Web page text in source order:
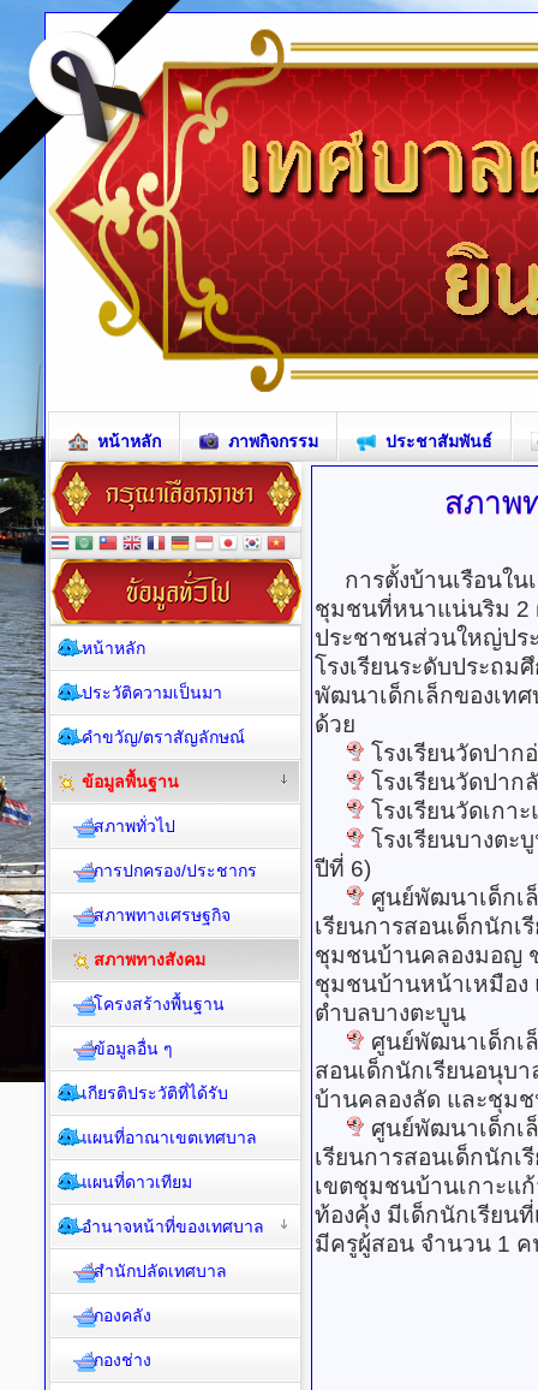
หน้าหลัก ภาพกิจกรรม ประชาสัมพันธ์
สภาพ
การตั้งบ้านเรือนใน
ชุมชนที่หนาแน่นริม 2
ประชาชนส่วนใหญ่ปร
โรงเรียนระดับประถ
พัฒนาเด็กเล็กของเท
ด้วย
โรงเรียนวัดปา
โรงเรียนวัดปา
โรงเรียนวัดเกา
โรงเรียนบางต
ปีที่ 6)
ศูนย์พัฒนาเด็กเ
เรียนการสอนเด็กนักเ
ชุมชนบ้านคลองมอญ
ชุมชนบ้านหน้าเหมือง
ตำบลบางตะบูน
ศูนย์พัฒนาเด็กเ
สอนเด็กนักเรียนอนุบ
บ้านคลองลัด และชุม
ศูนย์พัฒนาเด็กเ
เรียนการสอนเด็กนัก
เขตชุมชนบ้านเกาะแ
ท้องคุ้ง มีเด็กนักเรียน
มีครูผู้สอน จำนวน 1 ค
หน้าหลัก
ประวัติความเป็นมา
คำขวัญ/ตราสัญลักษณ์
ข้อมูลพื้นฐาน
สภาพทั่วไป
การปกครอง/ประชากร
สภาพทางเศรษฐกิจ
สภาพทางสังคม
โครงสร้างพื้นฐาน
ข้อมูลอื่น ๆ
เกียรติประวัติที่ได้รับ
แผนที่อาณาเขตเทศบาล
แผนที่ดาวเทียม
อำนาจหน้าที่ของเทศบาล
สำนักปลัดเทศบาล
กองคลัง
กองช่าง